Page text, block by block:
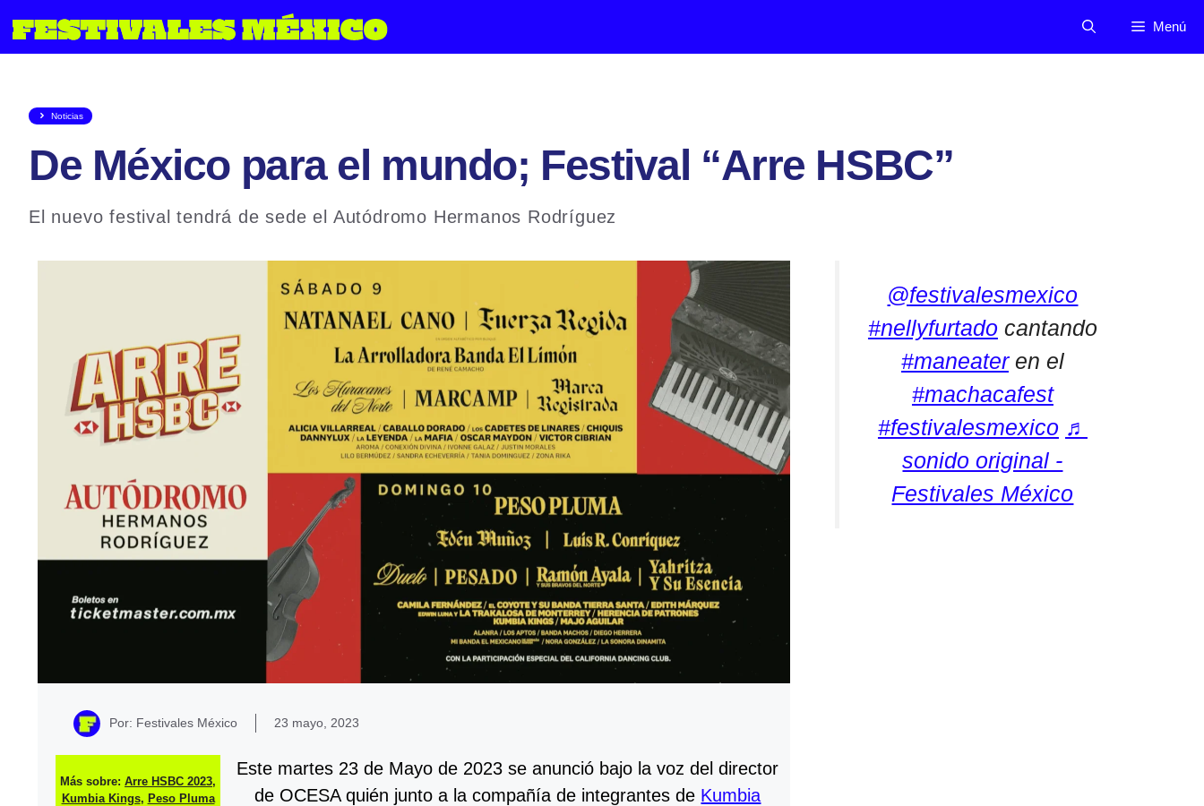
al
Menú
Noticias
De México para el mundo; Festival “Arre HSBC”
El nuevo festival tendrá de sede el Autódromo Hermanos Rodríguez
Por: Festivales México 23 mayo, 2023
Más sobre:Arre HSBC 2023,
Kumbia Kings, Peso Pluma
Este martes 23 de Mayo de 2023 se anunció bajo la voz del director
de OCESA quién junto a la compañía de integrantes de Kumbia
@festivalesmexico
#nellyfurtado cantando
#maneateren el
#machacafest
#festivalesmexico ♬
sonido original -
Festivales México